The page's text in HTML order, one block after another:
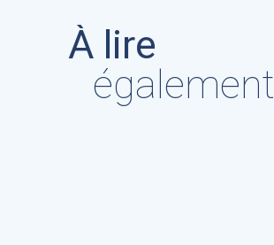
À lire
également